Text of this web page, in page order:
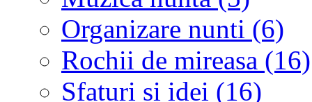
Organizare nunti (6)
Rochii de mireasa (16)
Sfaturi si idei (16)